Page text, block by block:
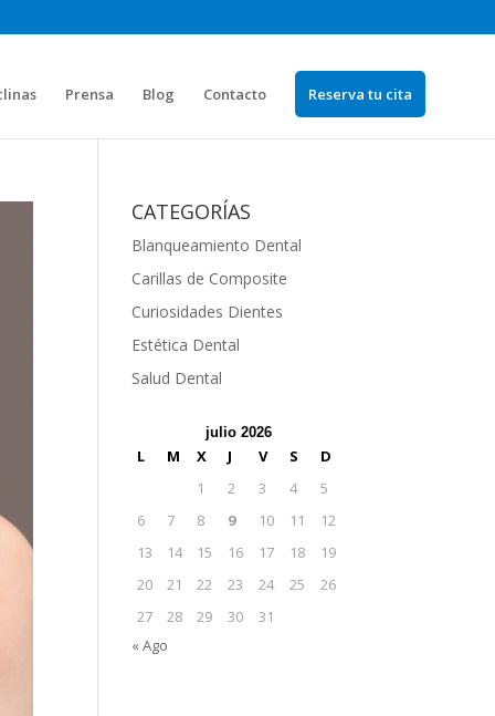
Prensa Blog Contacto Reserva tu cita
CATEGORÍAS
Blanqueamiento Dental
Carillas de Composite
Curiosidades Dientes
Estética Dental
Salud Dental
julio 2026
L M X J V S
D
1
2 3 4
5
6
7 8 9 10 11
12
13
14 15 16 17 18
19
20
21 22 23 24 25
26
27
28 29 30
31
« Ago